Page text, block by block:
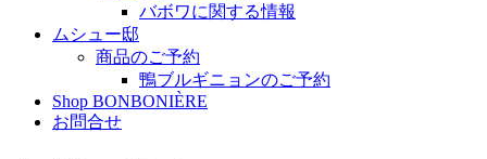
バボワに関する情報
ムシュー邸
商品のご予約
鴨ブルギニョンのご予約
Shop BONBONIÈRE
お問合せ